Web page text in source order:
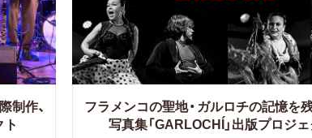
制作、
フラメンコの聖地・ガルロチの記憶を
写真集「GARLOCHÍ」出版プロジ